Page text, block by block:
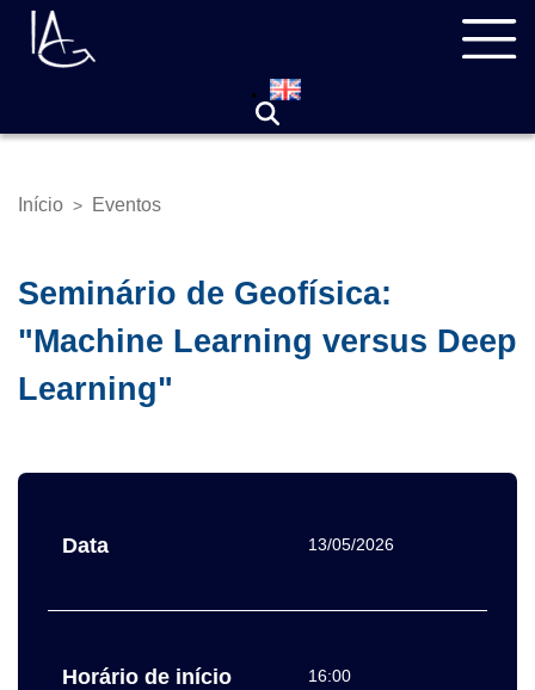
Pular
para
Trilha
Início > Eventos
Seminário de Geofísica:
"Machine Learning versus Deep
Learning"
Data 13/05/2026
Horário de início 16:00